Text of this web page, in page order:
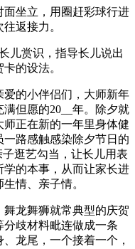
坐立，用圈赶彩球行进
返接力。
赏识，指导长儿说出
的设法。
的小伴侣们，大师新年
但愿的20__年。除夕就
正在新的一年里身体健
路感触感染除夕节日的
逛艺勾当，让长儿用表
的本事，从而让家长进
情、亲子情。
龙舞狮就常典型的庆贺
歧材料毗连做成一条
龙尾，一个接着一个，